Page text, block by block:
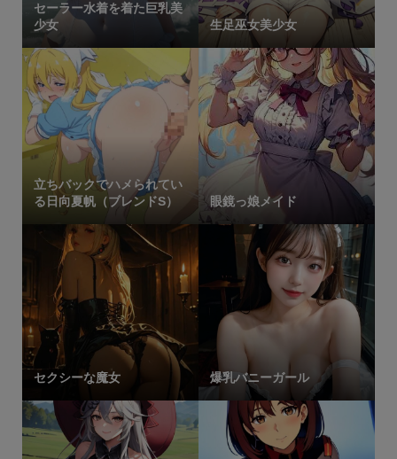
セーラー水着を着た巨乳美
少女
生足巫女美少女
立ちバックでハメられてい
る日向夏帆（ブレンドS）
眼鏡っ娘メイド
セクシーな魔女 爆乳バニーガール